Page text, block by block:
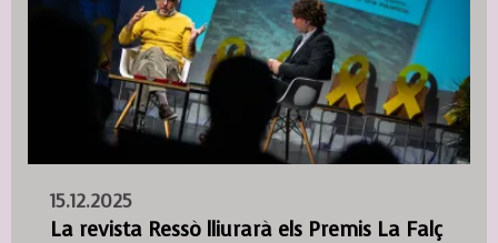
15.12.2025
La revista Ressò lliurarà els Premis La Falç